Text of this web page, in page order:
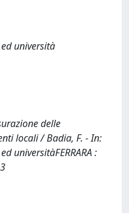
università
delle
locali / Badia, F. - In:
universitàFERRARA :